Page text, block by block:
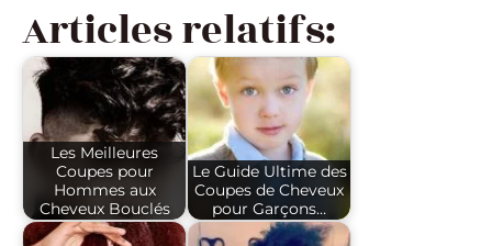
Articles relatifs:
Les Meilleures
Coupes pour
Hommes aux
Cheveux Bouclés
Le Guide Ultime des
Coupes de Cheveux
pour Garçons…